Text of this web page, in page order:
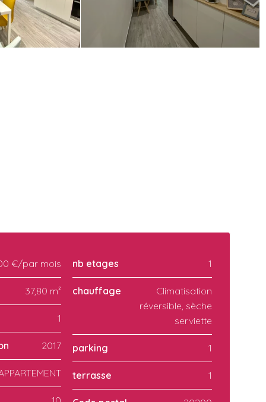
€/par mois
37,80 m²
1
2017
nb etages 1
chauffage
Climatisation
réversible, sèche
serviette
parking 1
terrasse 1